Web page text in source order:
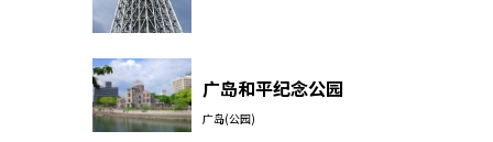
广岛和平纪念公园
广岛(公园)